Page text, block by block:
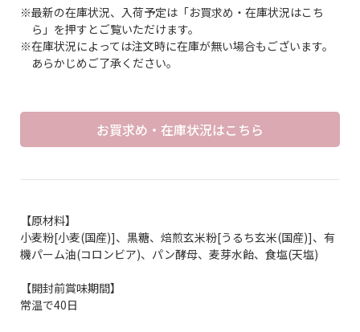
※最新の在庫状況、入荷予定は「お買求め・在庫状況はこち
ら」を押すとご覧いただけます。
※在庫状況によっては注文時に在庫が無い場合もございます。
あらかじめご了承ください。
お買求め・在庫状況はこちら
【原材料】
小麦粉[小麦(国産)]、黒糖、焙煎玄米粉[うるち玄米(国産)]、有
機パーム油(コロンビア)、パン酵母、麦芽水飴、食塩(天塩)
【開封前賞味期間】
常温で40日